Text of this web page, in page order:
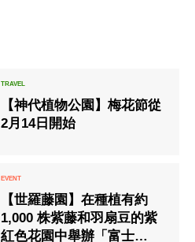
【神代植物公園】梅花節從
2月14日開始
【世羅藤園】在種植有約
1,000 株紫藤和羽扇豆的紫
紅色花園中舉辦「富士